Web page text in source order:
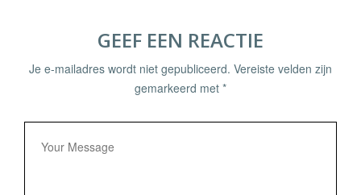
GEEF EEN REACTIE
Je e-mailadres wordt niet gepubliceerd. Vereiste velden zijn
gemarkeerd met *